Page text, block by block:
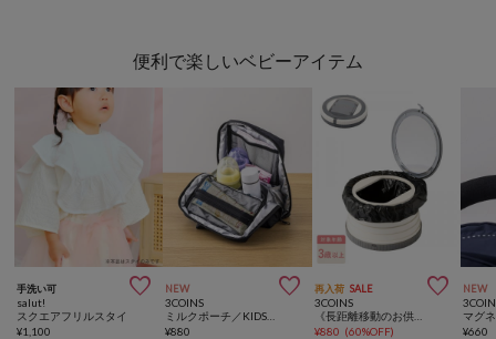
便利で楽しいベビーアイテム
手洗い可 
salut!
スクエアフリルスタイ
¥1,100
NEW 
3COINS
¥880
再入荷 SALE 
3COINS
《長距離移動のお供に》ポータブルトイレ／KIDS
¥880 (60%OFF)
NEW
¥660